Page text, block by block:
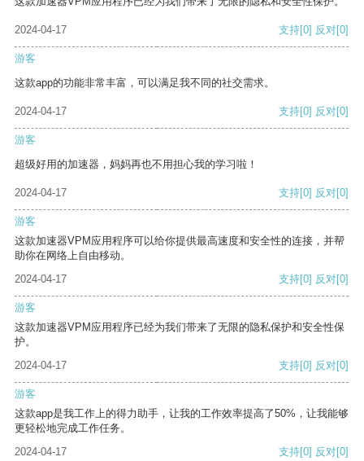
2024-04-17 支持[0] 反对[0]
游客
这款app的功能非常丰富，可以满足我不同的社交需求。
2024-04-17 支持[0] 反对[0]
游客
超级好用的加速器，妈妈再也不用担心我的学习啦！
2024-04-17 支持[0] 反对[0]
游客
这款加速器VPM应用程序可以给你提供最高速度和安全性的连接，并帮
助你在网络上自由移动。
2024-04-17
支持[0] 反对[0]
游客
这款加速器VPM应用程序已经为我们带来了无限的隐私保护和安全性保
护。
2024-04-17
支持[0] 反对[0]
游客
这款app是我工作上的得力助手，让我的工作效率提高了50%，让我能够
更轻松地完成工作任务。
2024-04-17
支持[0] 反对[0]